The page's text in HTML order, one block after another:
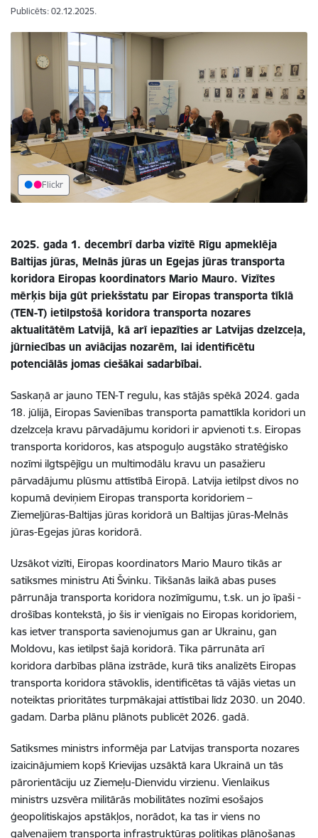
Publicēts: 02.12.2025.
Flickr
2025. gada 1. decembrī darba vizītē Rīgu apmeklēja
Baltijas jūras, Melnās jūras un Egejas jūras transporta
koridora Eiropas koordinators Mario Mauro. Vizītes
mērķis bija gūt priekšstatu par Eiropas transporta tīklā
(TEN-T) ietilpstošā koridora transporta nozares
aktualitātēm Latvijā, kā arī iepazīties ar Latvijas dzelzceļa,
jūrniecības un aviācijas nozarēm, lai identificētu
potenciālās jomas ciešākai sadarbībai.
Saskaņā ar jauno TEN-T regulu, kas stājās spēkā 2024. gada
18. jūlijā, Eiropas Savienības transporta pamattīkla koridori un
dzelzceļa kravu pārvadājumu koridori ir apvienoti t.s. Eiropas
transporta koridoros, kas atspoguļo augstāko stratēģisko
nozīmi ilgtspējīgu un multimodālu kravu un pasažieru
pārvadājumu plūsmu attīstībā Eiropā. Latvija ietilpst divos no
kopumā deviņiem Eiropas transporta koridoriem –
Ziemeļjūras-Baltijas jūras koridorā un Baltijas jūras-Melnās
jūras-Egejas jūras koridorā.
Uzsākot vizīti, Eiropas koordinators Mario Mauro tikās ar
satiksmes ministru Ati Švinku. Tikšanās laikā abas puses
pārrunāja transporta koridora nozīmīgumu, t.sk. un jo īpaši -
drošības kontekstā, jo šis ir vienīgais no Eiropas koridoriem,
kas ietver transporta savienojumus gan ar Ukrainu, gan
Moldovu, kas ietilpst šajā koridorā. Tika pārrunāta arī
koridora darbības plāna izstrāde, kurā tiks analizēts Eiropas
transporta koridora stāvoklis, identificētas tā vājās vietas un
noteiktas prioritātes turpmākajai attīstībai līdz 2030. un 2040.
gadam. Darba plānu plānots publicēt 2026. gadā.
Satiksmes ministrs informēja par Latvijas transporta nozares
izaicinājumiem kopš Krievijas uzsāktā kara Ukrainā un tās
pārorientāciju uz Ziemeļu-Dienvidu virzienu. Vienlaikus
ministrs uzsvēra militārās mobilitātes nozīmi esošajos
ģeopolitiskajos apstākļos, norādot, ka tas ir viens no
galvenajiem transporta infrastruktūras politikas plānošanas